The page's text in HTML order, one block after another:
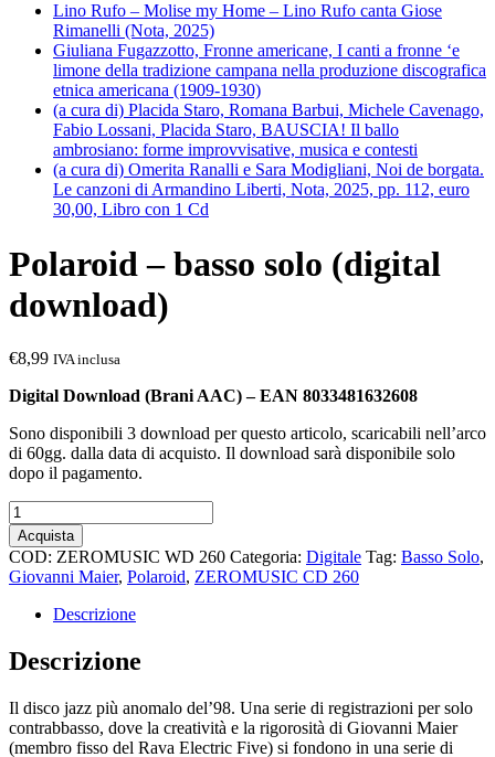
Lino Rufo – Molise my Home – Lino Rufo canta Giose
Rimanelli (Nota, 2025)
Giuliana Fugazzotto, Fronne americane, I canti a fronne ‘e
limone della tradizione campana nella produzione discografica
etnica americana (1909-1930)
(a cura di) Placida Staro, Romana Barbui, Michele Cavenago,
Fabio Lossani, Placida Staro, BAUSCIA! Il ballo
ambrosiano: forme improvvisative, musica e contesti
(a cura di) Omerita Ranalli e Sara Modigliani, Noi de borgata.
Le canzoni di Armandino Liberti, Nota, 2025, pp. 112, euro
30,00, Libro con 1 Cd
Polaroid – basso solo (digital
download)
€8,99 IVA inclusa
Digital Download (Brani AAC)– EAN 8033481632608
Sono disponibili 3 download per questo articolo, scaricabili nell’arco
di 60gg. dalla data di acquisto. Il download sarà disponibile solo
dopo il pagamento.
Polaroid
-
basso
solo
(digital
download)
quantità
Acquista
COD: ZEROMUSIC WD 260 Categoria: Digitale Tag: Basso Solo,
Giovanni Maier, Polaroid, ZEROMUSIC CD 260
Descrizione
Descrizione
Il disco jazz più anomalo del’98. Una serie di registrazioni per solo
contrabbasso, dove la creatività e la rigorosità di Giovanni Maier
(membro fisso del Rava Electric Five) si fondono in una serie di